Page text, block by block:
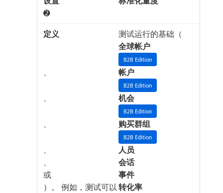
➋
测试运行的基础（
全球帐户
B2B Edition
、 帐户
B2B Edition
、 机会
B2B Edition
、 购买群组
B2B Edition
、
人员
、
会话
​或​
事件
）。 例如，测试可以 转化率